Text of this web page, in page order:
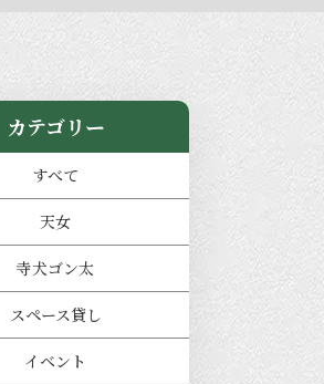
カテゴリー
すべて
天女
寺犬ゴン太
スペース貸し
イベント